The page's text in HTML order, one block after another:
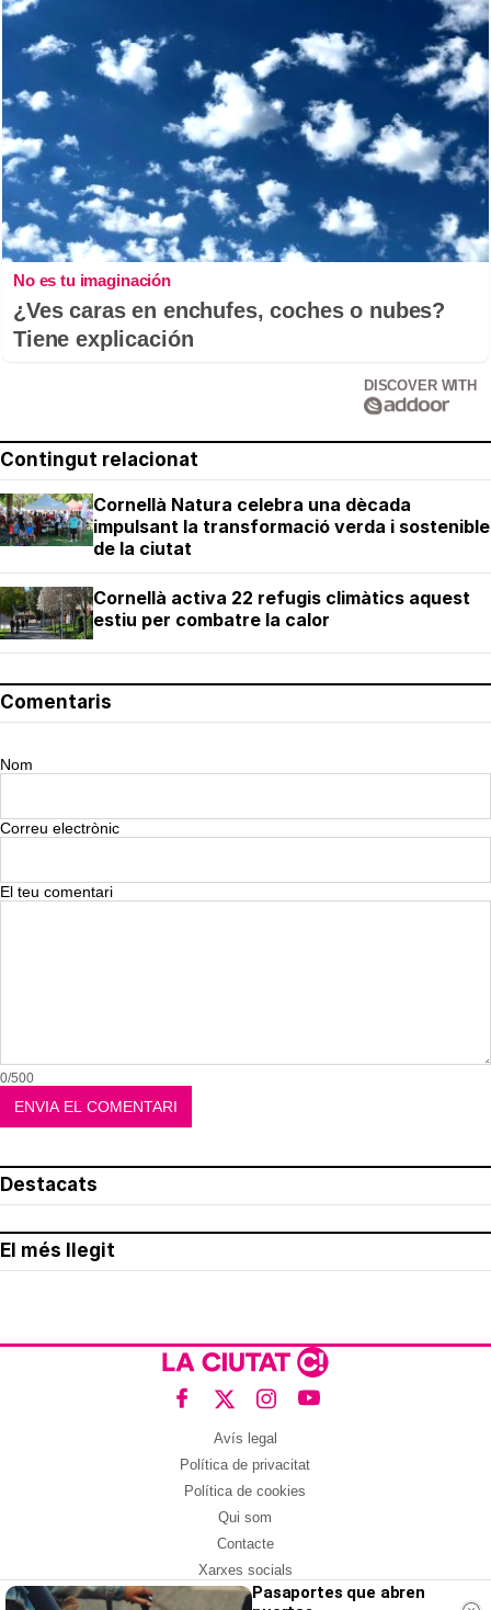
No es tu imaginación
¿Ves caras en enchufes, coches o nubes?
Tiene explicación
DISCOVER WITH
Contingut relacionat
Cornellà Natura celebra una dècada
impulsant la transformació verda i sostenible
de la ciutat
Cornellà activa 22 refugis climàtics aquest
estiu per combatre la calor
Comentaris
Nom
Correu electrònic
El teu comentari
0/500
Destacats
El més llegit
Avís legal
Política de privacitat
Política de cookies
Qui som
Contacte
Xarxes socials
Pasaportes que abren